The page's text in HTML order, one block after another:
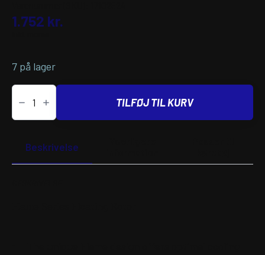
1.752 kr.
7 på lager
MOTO-
MASTER
BRAKE
ROTOR
antal
TILFØJ TIL KURV
Beskrivelse